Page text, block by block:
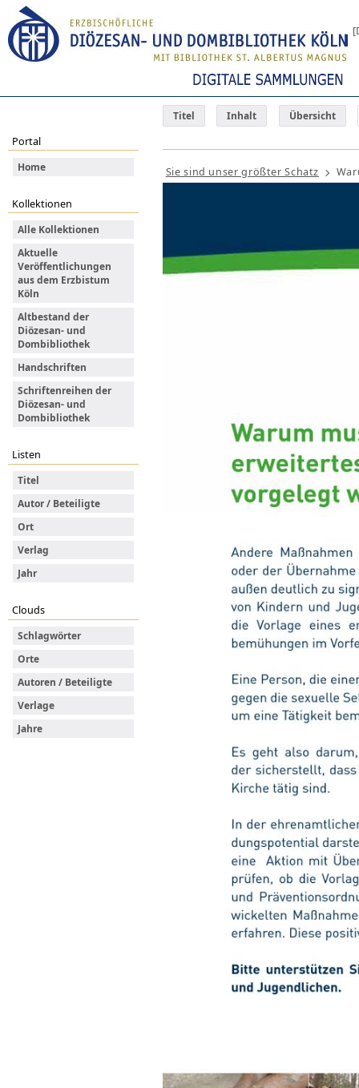
Titel Inhalt Übersicht
Portal
Home
Kollektionen
Alle Kollektionen
Aktuelle
Veröffentlichungen
aus dem Erzbistum
Köln
Altbestand der
Diözesan- und
Dombibliothek
Handschriften
Schriftenreihen der
Diözesan- und
Dombibliothek
Listen
Titel
Autor / Beteiligte
Ort
Verlag
Jahr
Clouds
Schlagwörter
Orte
Autoren / Beteiligte
Verlage
Jahre
Sie sind unser größter Schatz